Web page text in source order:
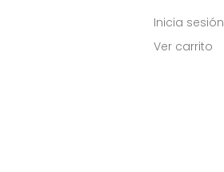
Inicia sesión
Ver carrito